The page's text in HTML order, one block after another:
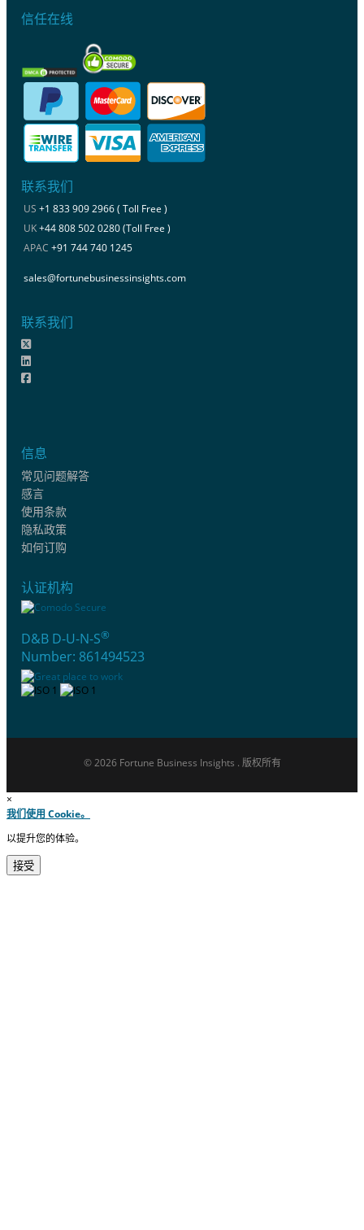
信任在线
联系我们
US +1 833 909 2966 ( Toll Free )
UK+44 808 502 0280 (Toll Free )
APAC +91 744 740 1245
sales@fortunebusinessinsights.com
联系我们
信息
常见问题解答
感言
使用条款
隐私政策
如何订购
认证机构
D&B D-U-N-S®
Number: 861494523
© 2026 Fortune Business Insights . 版权所有
×
我们使用 Cookie。
以提升您的体验。
接受